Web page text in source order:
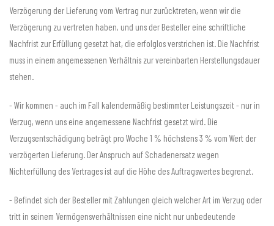
Verzögerung der Lieferung vom Vertrag nur zurücktreten, wenn wir die
Verzögerung zu vertreten haben, und uns der Besteller eine schriftliche
Nachfrist zur Erfüllung gesetzt hat, die erfolglos verstrichen ist. Die Nachfrist
muss in einem angemessenen Verhältnis zur vereinbarten Herstellungsdauer
stehen.
- Wir kommen - auch im Fall kalendermäßig bestimmter Leistungszeit - nur in
Verzug, wenn uns eine angemessene Nachfrist gesetzt wird. Die
Verzugsentschädigung beträgt pro Woche 1 % höchstens 3 % vom Wert der
verzögerten Lieferung. Der Anspruch auf Schadenersatz wegen
Nichterfüllung des Vertrages ist auf die Höhe des Auftragswertes begrenzt.
- Befindet sich der Besteller mit Zahlungen gleich welcher Art im Verzug oder
tritt in seinem Vermögensverhältnissen eine nicht nur unbedeutende